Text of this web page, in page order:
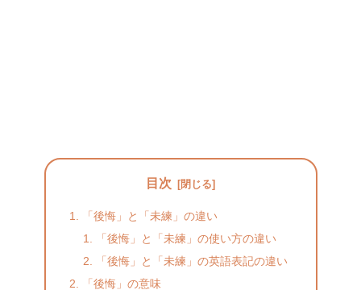
目次
「後悔」と「未練」の違い
「後悔」と「未練」の使い方の違い
「後悔」と「未練」の英語表記の違い
「後悔」の意味